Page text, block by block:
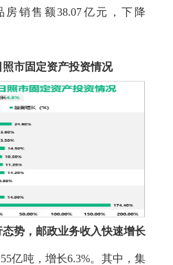
房销售额38.07亿元，下降
照市固定资产投资情况
态势，邮政业务收入快速增长
亿吨，增长6.3%。其中，集